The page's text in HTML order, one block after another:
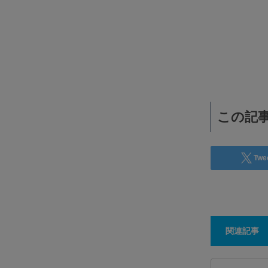
この記
関連記事